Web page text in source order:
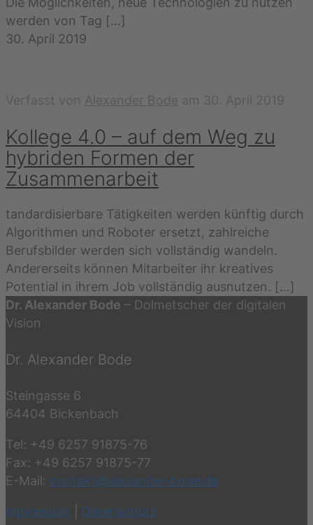
werden von Tag […]
30. April 2019
Verfasst von Alexander Bode am 30. April 2019
Kollege 4.0 – auf dem Weg zu
hybriden Formen der
Zusammenarbeit
tandardisierbare Tätigkeiten werden künftig durch
Algorithmen und Roboter ersetzt, zahlreiche
Berufsbilder werden sich vollständig wandeln.
Andererseits können Mitarbeiter ihr kreatives
Potential in ihrem Job vollständig ausnutzen. […]
Dr. Alexander Bode – Dolmetscher der digitalen
Vision
Dr. Alexander Bode
Steingasse 6
64404 Bickenbach
Tel: +49 6257 91875-76
Fax: +49 6257 91875-77
E-Mail: kontakt@alexander-bode.de
Impressum Datenschutz